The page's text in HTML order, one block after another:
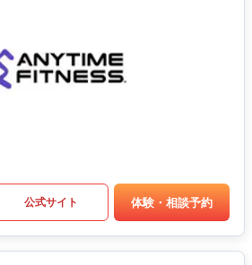
公式サイト 体験・相談予約